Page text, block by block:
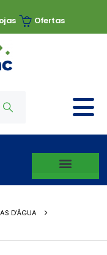
Ofertas
D'ÁGUA